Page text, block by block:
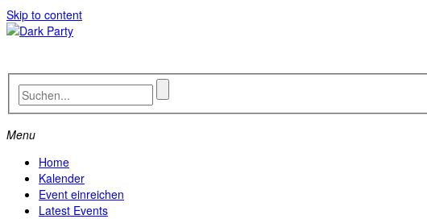
Skip to content
Menu
Home
Kalender
Event einreichen
Latest Events